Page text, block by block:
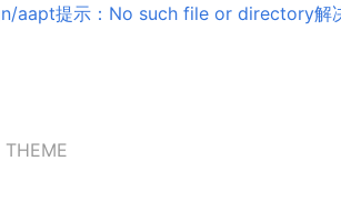
aapt提示：No such file or directory解
THEME